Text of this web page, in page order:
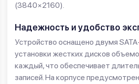
(3840×2160).
Надежность и удобство
Устройство оснащено двумя
установки жестких дисков
каждый, что обеспечивает
записей. На корпусе